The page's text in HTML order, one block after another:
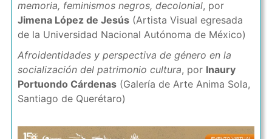
memoria, feminismos negros, decolonial, por
Jimena López de Jesús(Artista Visual egresada
de la Universidad Nacional Autónoma de México)
Afroidentidades y perspectiva de género en la
socialización del patrimonio cultura, por Inaury
Portuondo Cárdenas(Galería de Arte Anima Sola,
Santiago de Querétaro)